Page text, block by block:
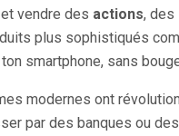
vendre des actions, des
plus sophistiqués
smartphone, sans
modernes ont
par des banques ou